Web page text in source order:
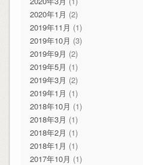
2020年1月 (2)
2019年11月 (1)
2019年10月 (3)
2019年9月 (2)
2019年5月 (1)
2019年3月 (2)
2019年1月 (1)
2018年10月 (1)
2018年3月 (1)
2018年2月 (1)
2018年1月 (1)
2017年10月 (1)